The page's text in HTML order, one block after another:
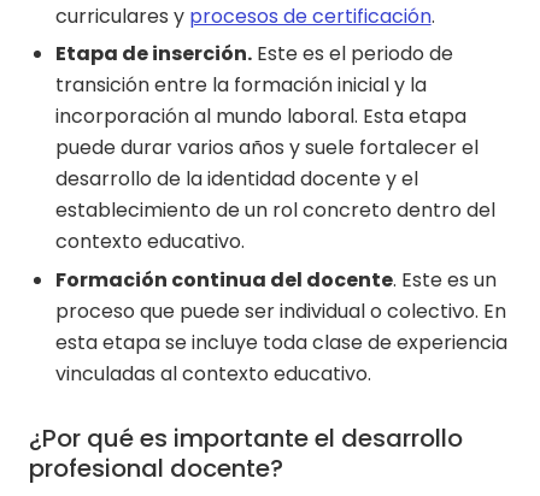
curriculares y procesos de certificación.
Etapa de inserción.Este es el periodo de
transición entre la formación inicial y la
incorporación al mundo laboral. Esta etapa
puede durar varios años y suele fortalecer el
desarrollo de la identidad docente y el
establecimiento de un rol concreto dentro del
contexto educativo.
Formación continua del docente. Este es un
proceso que puede ser individual o colectivo. En
esta etapa se incluye toda clase de experiencia
vinculadas al contexto educativo.
¿Por qué es importante el desarrollo
profesional docente?